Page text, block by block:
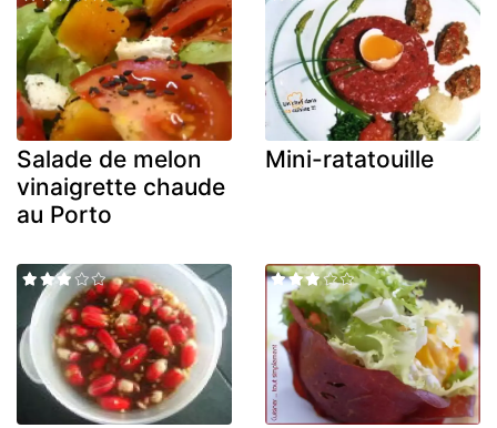
Salade de melon
vinaigrette chaude
au Porto
Mini-ratatouille